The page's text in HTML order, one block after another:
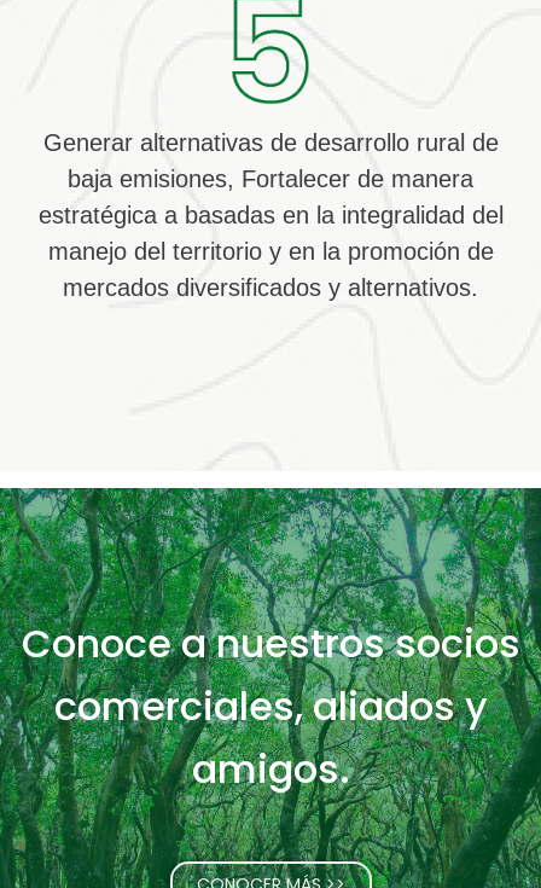
Generar alternativas de desarrollo rural de
baja emisiones, Fortalecer de manera
estratégica a basadas en la integralidad del
manejo del territorio y en la promoción de
mercados diversificados y alternativos.
Conoce a nuestros socios
comerciales, aliados y
amigos.